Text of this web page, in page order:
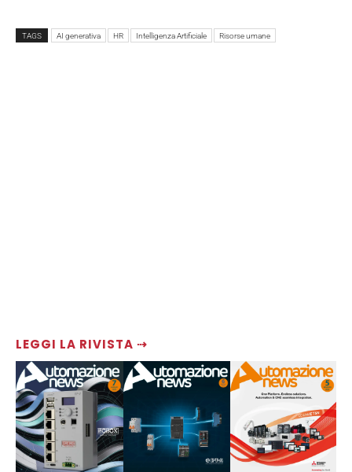
LEGGI LA RIVISTA ⇢
TAGS AI generativa HR Intelligenza Artificiale Risorse umane